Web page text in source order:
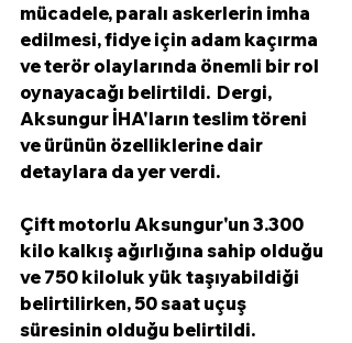
mücadele, paralı askerlerin imha
edilmesi, fidye için adam kaçırma
ve terör olaylarında önemli bir rol
oynayacağı belirtildi.  Dergi,
Aksungur İHA'ların teslim töreni
ve ürünün özelliklerine dair
detaylara da yer verdi.
Çift motorlu Aksungur'un 3.300
kilo kalkış ağırlığına sahip olduğu
ve 750 kiloluk yük taşıyabildiği
belirtilirken, 50 saat uçuş
süresinin olduğu belirtildi.